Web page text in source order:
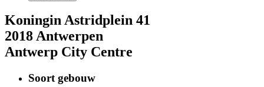
Koningin Astridplein 41
2018Antwerpen
Antwerp City Centre
Soort gebouw